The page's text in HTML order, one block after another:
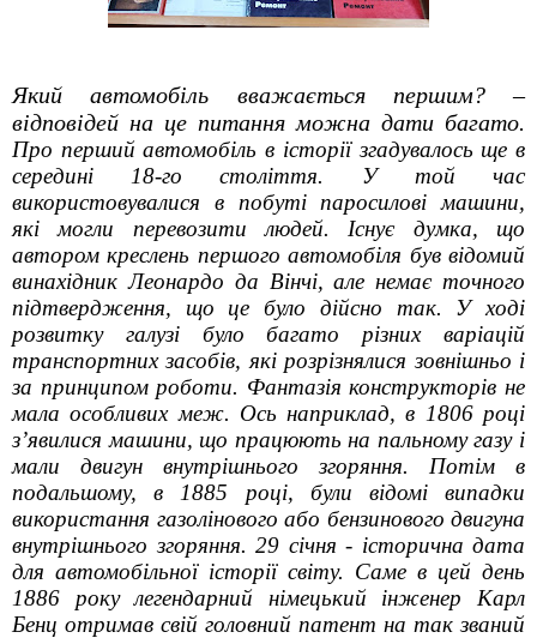
Який автомобіль вважається першим? –
відповідей на це питання можна дати багато.
Про перший автомобіль в історії згадувалось ще в
середині 18-го століття. У той час
використовувалися в побуті паросилові машини,
які могли перевозити людей. Існує думка, що
автором креслень першого автомобіля був відомий
винахідник Леонардо да Вінчі, але немає точного
підтвердження, що це було дійсно так. У ході
розвитку галузі було багато різних варіацій
транспортних засобів, які розрізнялися зовнішньо і
за принципом роботи. Фантазія конструкторів не
мала особливих меж. Ось наприклад, в 1806 році
з’явилися машини, що працюють на пальному газу і
мали двигун внутрішнього згоряння. Потім в
подальшому, в 1885 році, були відомі випадки
використання газолінового або бензинового двигуна
внутрішнього згоряння. 29 січня - історична дата
для автомобільної історії світу. Саме в цей день
1886 року легендарний німецький інженер Карл
Бенц отримав свій головний патент на так званий